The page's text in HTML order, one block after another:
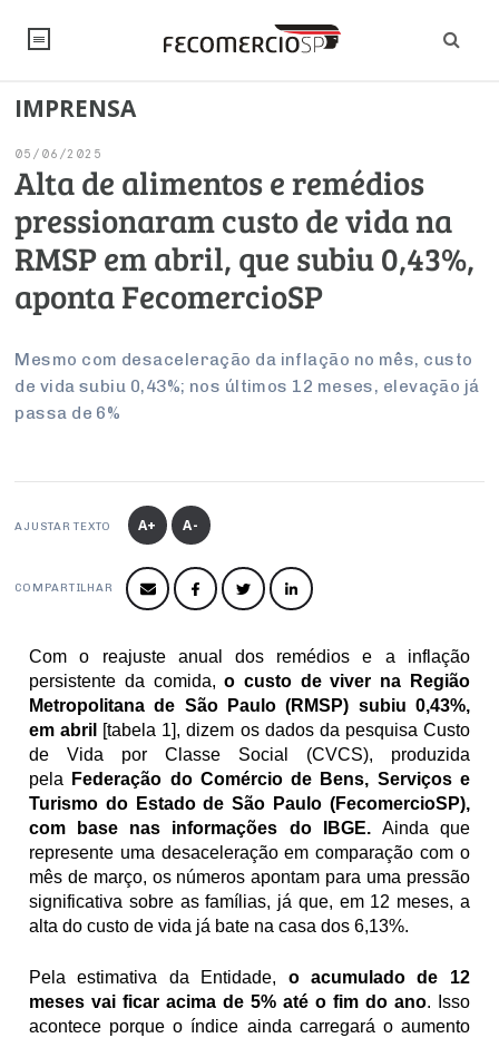
NOTÍCIAS
Editorial
Artigos
Institucional
Debates Fecomercio-SP
PROJETOS ESPECIAIS:
UM BRASIL
Economia
Pesquisas
Brasil
Internacional
Modernização do Estado
Inteligência Artificial
Empresas
Arbitragem e Mediação
Varejo
PROJETOS ESPECIAIS:
Afixação de preços e fiscalização
Sustentabilidade
Logística Reversa
SINDICATOS
PESQUISAS
Sobre
SENAC
Licitações
Prêmio de Sustentabilidade
CONSELHOS
Conselho de Emprego e Relações do Trabalho
Conselho de Assuntos Tributários
Conselho Estadual de Defesa do Contribuinte
Conselho de Economia Empresarial e Política
Conselho Superior de Direito
Conselho do Comércio Atacadista
Conselho de Serviços
Conselho de Relações Internacionais
Conselho de Sustentabilidade
Conselho de Comércio Eletrônico
IMPRENSA
05/06/2025
Alta de alimentos e remédios
pressionaram custo de vida na
RMSP em abril, que subiu 0,43%,
aponta FecomercioSP
Mesmo com desaceleração da inflação no mês, custo
de vida subiu 0,43%; nos últimos 12 meses, elevação já
passa de 6%
AJUSTAR TEXTO A+ A-
COMPARTILHAR
Com o reajuste anual dos remédios e a inflação
persistente da comida, o custo de viver na Região
Metropolitana de São Paulo (RMSP) subiu 0,43%,
em abril
[tabela 1], dizem os dados da pesquisa Custo
de Vida por Classe Social (CVCS), produzida
pela
Federação do Comércio de Bens, Serviços e
Turismo do Estado de São Paulo (FecomercioSP),
com base nas informações do IBGE. Ainda que
represente uma desaceleração em comparação com o
mês de março, os números apontam para uma pressão
significativa sobre as famílias, já que, em 12 meses, a
alta do custo de vida já bate na casa dos 6,13%.
Pela estimativa da Entidade, o acumulado de 12
meses vai ficar acima de 5% até o fim do ano. Isso
acontece porque o índice ainda carregará o aumento